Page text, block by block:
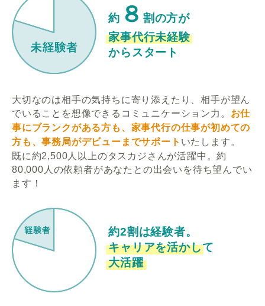
約 ８ 割の方が
家事代行未経験
からスタート
大切なのは相手の気持ちに寄り添えたり、相手が望ん
でいることを想像できるコミュニケーション力。 お仕
事にブランクがある方も、家事代行の仕事が初めての
方も、事務局がデビューまでサポート いたします。
既に約2,500人以上のタスカジさんが活躍中。約
80,000人の依頼者があなたとの出会いを待ち望んでい
ます！
約2割は経験者。
キャリアを活かして
大活躍